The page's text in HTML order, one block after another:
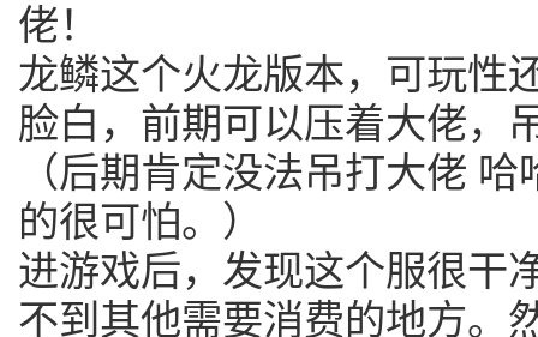
佬！
龙鳞这个火龙版本，可玩性
脸白，前期可以压着大佬，
（后期肯定没法吊打大佬
的很可怕。）
进游戏后，发现这个服很干
不到其他需要消费的地方。